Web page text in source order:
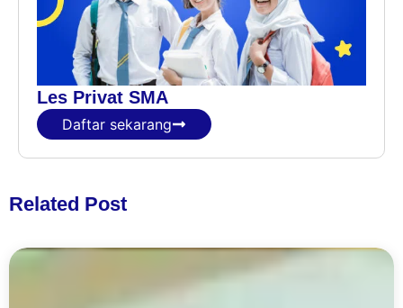
Les Privat SMA
Daftar sekarang
Related Post